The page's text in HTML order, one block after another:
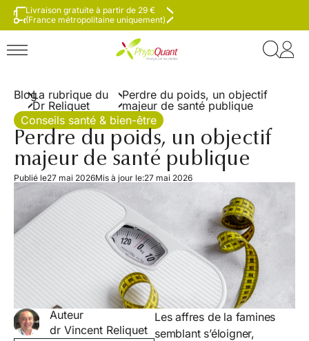
Livraison gratuite à partir de 29 €
(France métropolitaine uniquement)
BlogLa rubrique du
Dr Reliquet
Perdre du poids, un objectif
majeur de santé publique
Conseils santé & bien-être
Perdre du poids, un objectif
majeur de santé publique
Publié le27 mai 202​6Mis à jour le:27 mai 202​6
Auteur
dr Vincent Reliquet
Les affres de la famines
semblant s’éloigner,